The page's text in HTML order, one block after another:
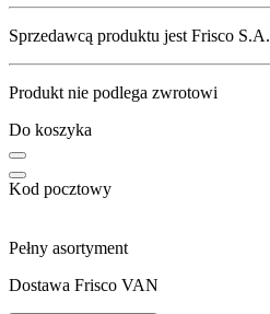
Sprzedawcą produktu jest Frisco S.A.
Produkt nie podlega zwrotowi
Do koszyka
Kod pocztowy
Pełny asortyment
Dostawa Frisco VAN